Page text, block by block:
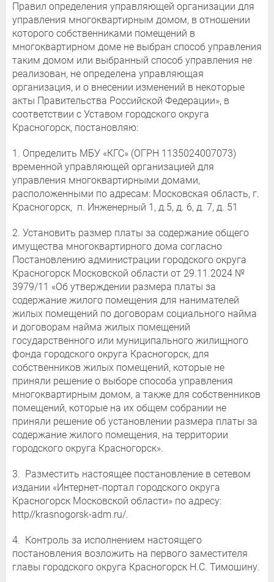
Правил определения управляющей организации для
управления многоквартирным домом, в отношении
которого собственниками помещений в
многоквартирном доме не выбран способ управления
таким домом или выбранный способ управления не
реализован, не определена управляющая
организация, и о внесении изменений в некоторые
акты Правительства Российской Федерации», в
соответствии с Уставом городского округа
Красногорск, постановляю:
1. Определить МБУ «КГС» (ОГРН 1135024007073)
временной управляющей организацией для
управления многоквартирными домами,
расположенными по адресам: Московская область, г.
Красногорск, п. Инженерный 1, д.5, д. 6, д. 7, д. 51
2. Установить размер платы за содержание общего
имущества многоквартирного дома согласно
Постановлению администрации городского округа
Красногорск Московской области от 29.11.2024 №
3979/11 «Об утверждении размера платы за
содержание жилого помещения для нанимателей
жилых помещений по договорам социального найма
и договорам найма жилых помещений
государственного или муниципального жилищного
фонда городского округа Красногорск, для
собственников жилых помещений, которые не
приняли решение о выборе способа управления
многоквартирным домом, а также для собственников
помещений, которые на их общем собрании не
приняли решение об установлении размера платы за
содержание жилого помещения, на территории
городского округа Красногорск».
3. Разместить настоящее постановление в сетевом
издании «Интернет-портал городского округа
Красногорск Московской области» по адресу:
http//krasnogorsk-adm.ru/.
4. Контроль за исполнением настоящего
постановления возложить на первого заместителя
главы городского округа Красногорск Н.С. Тимошину.